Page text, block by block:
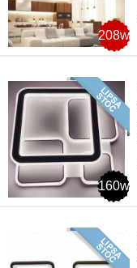
208w
160w